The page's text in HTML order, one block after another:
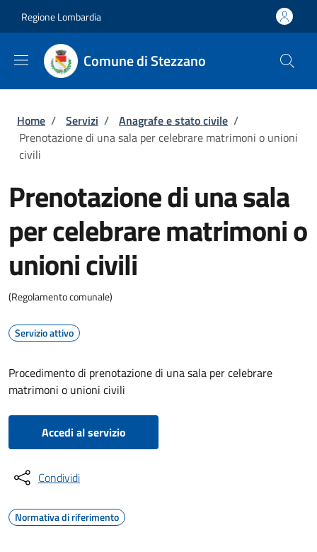
Regione Lombardia
Comune di Stezzano
Briciole di pane
Home / Servizi / Anagrafe e stato civile /
Prenotazione di una sala per celebrare matrimoni o unioni
civili
Prenotazione di una sala
per celebrare matrimoni o
unioni civili
(Regolamento comunale)
Servizio attivo
Procedimento di prenotazione di una sala per celebrare
matrimoni o unioni civili
Accedi al servizio
Condividi
Normativa di riferimento